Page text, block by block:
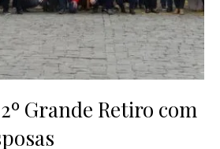
Grande Retiro com